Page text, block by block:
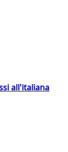
all'italiana